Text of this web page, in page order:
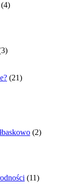
(4)
(21)
(2)
(11)